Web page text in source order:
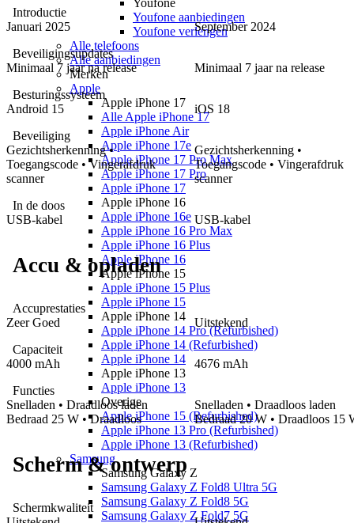
Youfone
Youfone aanbiedingen
Youfone verlengen
Alle telefoons
Alle aanbiedingen
Merken
Apple
Apple iPhone 17
Alle Apple iPhone 17
Apple iPhone Air
Apple iPhone 17e
Apple iPhone 17 Pro Max
Apple iPhone 17 Pro
Apple iPhone 17
Apple iPhone 16
Apple iPhone 16e
Apple iPhone 16 Pro Max
Apple iPhone 16 Plus
Apple iPhone 16
Apple iPhone 15
Apple iPhone 15 Plus
Apple iPhone 15
Apple iPhone 14
Apple iPhone 14 Pro (Refurbished)
Apple iPhone 14 (Refurbished)
Apple iPhone 14
Apple iPhone 13
Apple iPhone 13
Overige
Apple iPhone 15 (Refurbished)
Apple iPhone 13 Pro (Refurbished)
Apple iPhone 13 (Refurbished)
Samsung
Samsung Galaxy Z
Samsung Galaxy Z Fold8 Ultra 5G
Samsung Galaxy Z Fold8 5G
Samsung Galaxy Z Fold7 5G
Introductie
Januari 2025
September 2024
Beveiligingsupdates
Minimaal 7 jaar na release
Minimaal 7 jaar na release
Besturingssysteem
Android 15 iOS 18
Beveiliging
Gezichtsherkenning •
Toegangscode • Vingerafdruk
scanner
Gezichtsherkenning •
Toegangscode • Vingerafdruk
scanner
In de doos
USB-kabel
USB-kabel
Accu & opladen
Accuprestaties
Zeer Goed
Uitstekend
Capaciteit
4000 mAh
4676 mAh
Functies
Snelladen • Draadloos laden
Bedraad 25 W • Draadloos
Snelladen • Draadloos laden
Bedraad20 W • Draadloos 15
Scherm & ontwerp
Schermkwaliteit